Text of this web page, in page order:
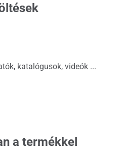
katalógusok, videók ...
a termékkel